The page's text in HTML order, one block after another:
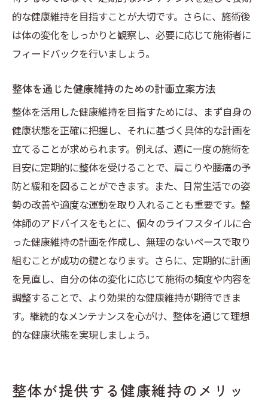
整体を活用した健康維持のための実践的なステ
ップ
整体を始める前に知っておきたい基礎知識
整体の効果を持続させるための毎日のケア
整体で得た健康状態を維持するためのアプ
ローチ
整体とセルフケアを組み合わせた実践例
健康維持のための整体活用チェックリスト
的な健康維持を目指すことが大切です。さらに、施術後
は体の変化をしっかりと観察し、必要に応じて施術者に
フィードバックを行いましょう。
整体を通じた健康維持のための計画立案方法
整体を活用した健康維持を目指すためには、まず自身の
健康状態を正確に把握し、それに基づく具体的な計画を
立てることが求められます。例えば、週に一度の施術を
目安に定期的に整体を受けることで、肩こりや腰痛の予
防と緩和を図ることができます。また、日常生活での姿
勢の改善や適度な運動を取り入れることも重要です。整
体師のアドバイスをもとに、個々のライフスタイルに合
った健康維持の計画を作成し、無理のないペースで取り
組むことが成功の鍵となります。さらに、定期的に計画
を見直し、自分の体の変化に応じて施術の頻度や内容を
調整することで、より効果的な健康維持が期待できま
す。継続的なメンテナンスを心がけ、整体を通じて理想
的な健康状態を実現しましょう。
整体が提供する健康維持のメリッ